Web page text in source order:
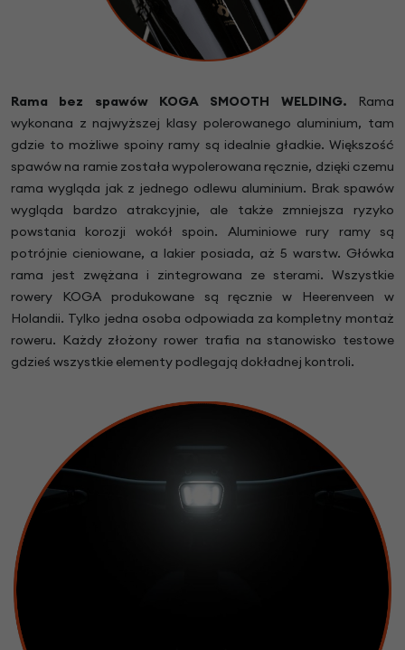
Rama bez spawów KOGA SMOOTH WELDING.
Rama
wykonana z najwyższej klasy polerowanego aluminium, tam
gdzie to możliwe spoiny ramy są idealnie gładkie. Większość
spawów na ramie została wypolerowana ręcznie, dzięki czemu
rama wygląda jak z jednego odlewu aluminium. Brak spawów
wygląda bardzo atrakcyjnie, ale także zmniejsza ryzyko
powstania korozji wokół spoin. Aluminiowe rury ramy są
potrójnie cieniowane, a lakier posiada, aż 5 warstw. Główka
rama jest zwężana i zintegrowana ze sterami. Wszystkie
rowery KOGA produkowane są ręcznie w Heerenveen w
Holandii. Tylko jedna osoba odpowiada za kompletny montaż
roweru. Każdy złożony rower trafia na stanowisko testowe
gdzieś wszystkie elementy podlegają dokładnej kontroli.